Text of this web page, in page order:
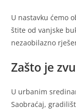
U nastavku ćemo
štite od vanjske
nezaobilazno
Zašto je
U urbanim
Saobraćaj,